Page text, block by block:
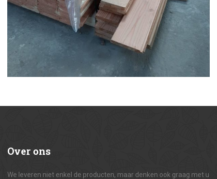
Over ons
We leveren niet enkel de producten, maar denken ook graag met u